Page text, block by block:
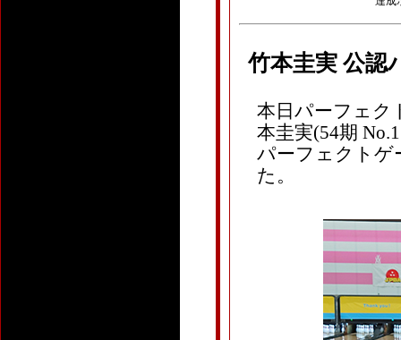
竹本圭実 公認
本日パーフェク
本圭実(54期
パーフェクトゲ
た。